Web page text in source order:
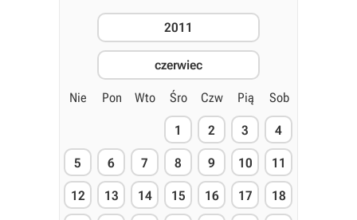
2011
czerwiec
Nie Pon Wto Śro Czw Pią Sob
1 2 3 4
5 6 7 8 9 10 11
12 13 14 15 16 17 18